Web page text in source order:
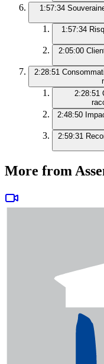
1:57:34
1:57:34
2:05:00
2:28:51
2:28:51
2:48:50
2:59:31
More from